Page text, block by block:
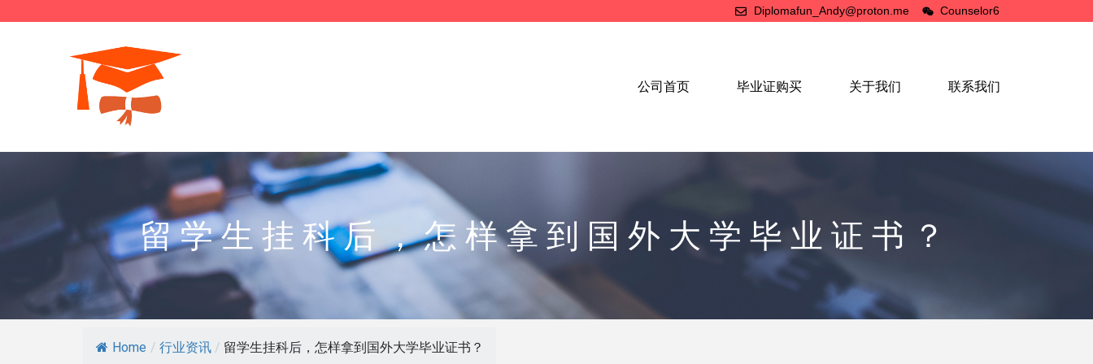
Diplomafun_Andy@proton.me Counselor6
公司首页 毕业证购买 关于我们 联系我们
留学生挂科后，怎样拿到国外大学毕业证书？
Home / 行业资讯 / 留学生挂科后，怎样拿到国外大学毕业证书？